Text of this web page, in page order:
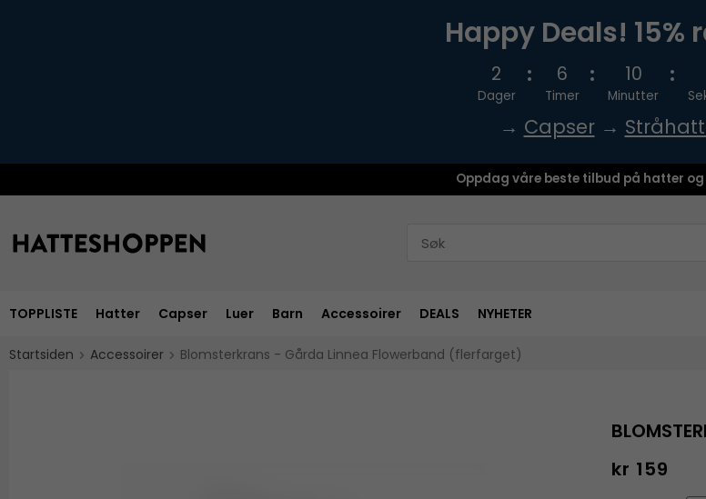
Happy Deals! 15%
2
Dager
6
Timer
10
Minutter
→ Capser→
Oppdag våre beste tilbud på hatter
TOPPLISTE Hatter Capser Luer Barn Accessoirer DEALS NYHETER
Startsiden Accessoirer Blomsterkrans - Gårda Linnea Flowerband (flerfarget)
kr 159